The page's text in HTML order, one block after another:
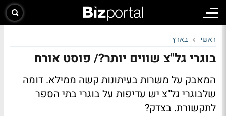
ראשי בארץ
בוגרי גל"צ שווים יותר?/ פוסט אורח
המאבק על משרות בעיתונות קשה ממילא. דומה
שלבוגרי גל"צ יש עדיפות על בוגרי בתי הספר
לתקשורת. בצדק?